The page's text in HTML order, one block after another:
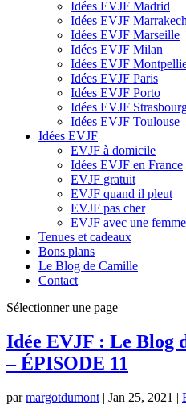
Idées EVJF Madrid
Idées EVJF Marrakech
Idées EVJF Marseille
Idées EVJF Milan
Idées EVJF
Idées EVJF Paris
Idées EVJF Porto
Idées EVJF
Idées EVJF Toulouse
Idées EVJF
EVJF à domicile
Idées EVJF en France
EVJF gratuit
EVJF quand il pleut
EVJF pas cher
EVJF avec une
Tenues et cadeaux
Bons plans
Le Blog de Camille
Contact
Sélectionner une page
Idée EVJF : Le Blog
– ÉPISODE 11
parmargotdumont | Jan 25, 2021 |